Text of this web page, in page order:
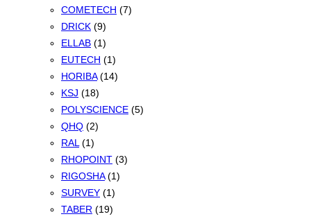
COMETECH (7)
DRICK (9)
ELLAB (1)
EUTECH (1)
HORIBA (14)
KSJ (18)
POLYSCIENCE (5)
QHQ (2)
RAL (1)
RHOPOINT (3)
RIGOSHA (1)
SURVEY (1)
TABER (19)